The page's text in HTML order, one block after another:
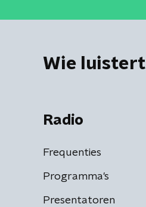
Wie luistert
Radio
Frequenties
Programma's
Presentatoren